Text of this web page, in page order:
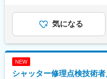
(ＩＲいしかわ鉄道線)、西
柳駅、脇ノ沢駅、石鳥谷駅
大阪空港駅(大阪モノレール
人生を変えた
▼続きは特集
気になる
NEW
シャッター修理点検技術